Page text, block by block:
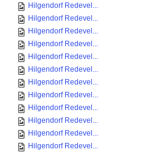
Hilgendorf Redevel...
Hilgendorf Redevel...
Hilgendorf Redevel...
Hilgendorf Redevel...
Hilgendorf Redevel...
Hilgendorf Redevel...
Hilgendorf Redevel...
Hilgendorf Redevel...
Hilgendorf Redevel...
Hilgendorf Redevel...
Hilgendorf Redevel...
Hilgendorf Redevel...